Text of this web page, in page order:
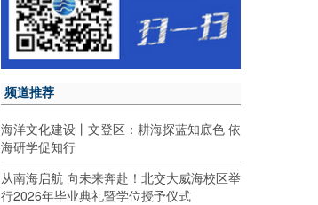
频道推荐
海洋文化建设丨文登区：耕海探蓝知底色 依
海研学促知行
从南海启航 向未来奔赴！北交大威海校区举
行2026年毕业典礼暨学位授予仪式